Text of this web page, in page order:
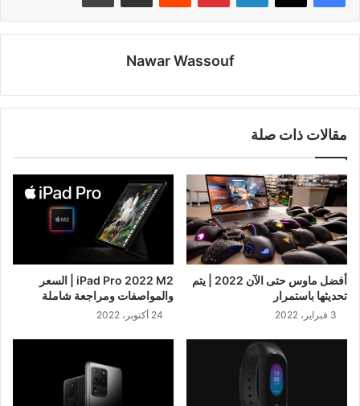
Nawar Wassouf
مقالات ذات صلة
أفضل ماوس حتى الآن 2022 | يتم
تحديثها باستمرار
3 فبراير، 2022
iPad Pro 2022 M2 | السعر
والمواصفات ومراجعة شاملة
24 أكتوبر، 2022